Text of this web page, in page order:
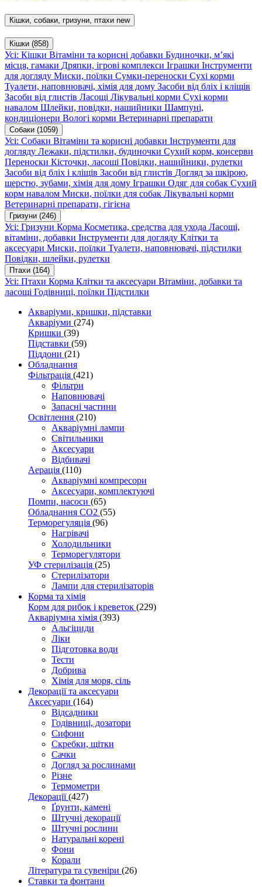
Кішки, собаки, гризуни, птахи new
Кішки (858)
Усі: Кішки Вітаміни та корисні добавки Будиночки, м’які
місця, гамаки Дряпки, ігрові комплекси Іграшки Інструменти
для догляду Миски, поїлки Сумки-переноски Сухі корми
Туалети, наповнювачі, хімія для дому Засоби від бліх і кліщів
Засоби від глистів Ласощі Лікувальні корми Сухі корми
навалом Шлейки, повідки, нашийники Шампуні,
кондиціонери Вологі корми Ветеринарні препарати
Собаки (1059)
Усі: Собаки Вітаміни та корисні добавки Інструменти для
догляду Лежаки, підстилки, будиночки Сухий корм, консерви
Переноски Кісточки, ласощі Повідки, нашийники, рулетки
Засоби від бліх і кліщів Засоби від глистів Догляд за шкірою,
шерстю, зубами, хімія для дому Іграшки Одяг для собак Сухий
корм навалом Миски, поїлки для собак Лікувальні корми
Ветеринарні препарати, гігієна
Гризуни (246)
Усі: Гризуни Корма Косметика, средства для ухода Ласощі,
вітаміни, добавки Інструменти для догляду Клітки та
аксесуари Миски, поїлки Туалети, наповнювачі, підстилки
Повідки, шлейки, рулетки
Птахи (164)
Усі: Птахи Корма Клітки та аксесуари Вітаміни, добавки та
ласощі Годівниці, поїлки Підстилки
Акваріуми, кришки, підставки
Акваріуми (274)
Кришки (39)
Підставки (59)
Піддони (21)
Обладнання
Фільтрація (421)
Фільтри
Наповнювачі
Запасні частини
Освітлення (210)
Акваріумні лампи
Світильники
Аксесуари
Відбивачі
Аерація (110)
Акваріумні компресори
Аксесуари, комплектуючі
Помпи, насоси (65)
Обладнання CO2 (55)
Терморегуляція (96)
Нагрівачі
Холодильники
Терморегулятори
УФ стерилізація (25)
Стерилізатори
Лампи для стерилізаторів
Корма та хімія
Корм для рибок і креветок (229)
Акваріумна хімія (393)
Альгіциди
Ліки
Підготовка води
Тести
Добрива
Хімія для моря, сіль
Декорації та аксесуари
Аксесуари (164)
Відсадники
Годівниці, дозатори
Сифони
Скребки, щітки
Сачки
Догляд за рослинами
Різне
Термометри
Декорації(427)
Ґрунти, камені
Штучні декорації
Штучні рослини
Натуральні корені
Фони
Корали
Література та сувеніри (26)
Ставки та фонтани